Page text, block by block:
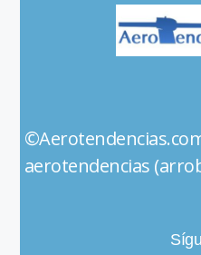
aerotendencias